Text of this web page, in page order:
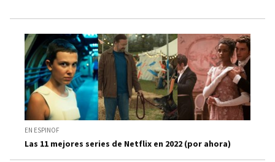
EN ESPINOF
Las 11 mejores series de Netflix en 2022 (por ahora)